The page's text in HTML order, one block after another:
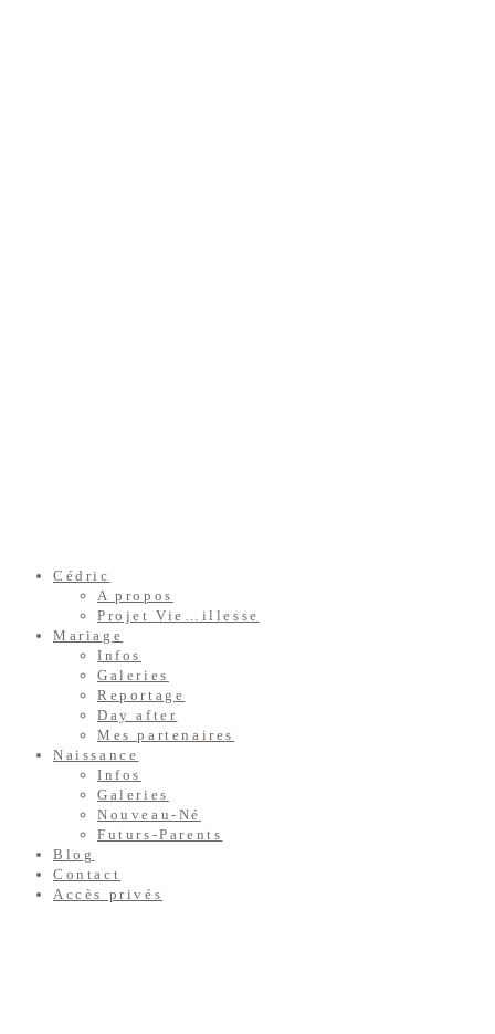
Cédric
A propos
Projet Vie…illesse
Mariage
Infos
Galeries
Reportage
Day after
Mes partenaires
Naissance
Infos
Galeries
Nouveau-Né
Futurs-Parents
Blog
Contact
Accès privés